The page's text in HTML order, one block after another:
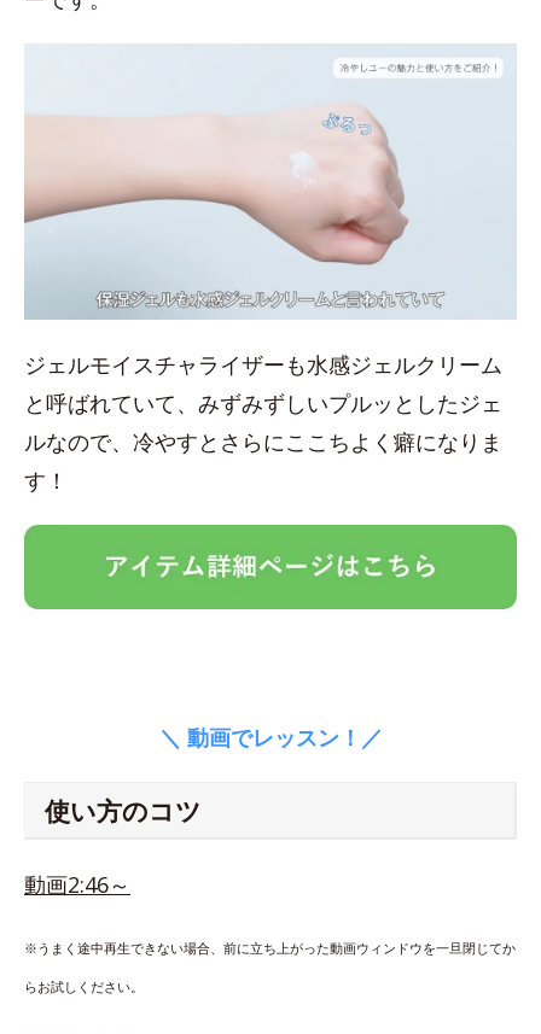
ジェルモイスチャライザーも水感ジェルクリーム
と呼ばれていて、みずみずしいプルッとしたジェ
ルなので、冷やすとさらにここちよく癖になりま
す！
＼ 動画でレッスン！／
使い方のコツ
動画2:46～
※うまく途中再生できない場合、前に立ち上がった動画ウィンドウを一旦閉じてか
らお試しください。